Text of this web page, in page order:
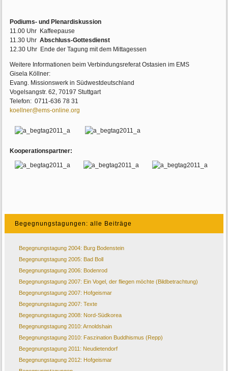
Podiums- und Plenardiskussion
11.00 Uhr Kaffeepause
11.30 UhrAbschluss-Gottesdienst
12.30 Uhr Ende der Tagung mit dem Mittagessen
Weitere Informationen beim Verbindungsreferat Ostasien im EMS
Gisela Köllner:
Evang. Missionswerk in Südwestdeutschland
Vogelsangstr. 62, 70197 Stuttgart
Telefon: 0711-636 78 31
koellner@ems-online.org
Kooperationspartner:
Begegnungstagungen: alle Beiträge
Begegnungstagung 2004: Burg Bodenstein
Begegnungstagung 2005: Bad Boll
Begegnungstagung 2006: Bodenrod
Begegnungstagung 2007: Ein Vogel, der fliegen möchte (Bildbetrachtung)
Begegnungstagung 2007: Hofgeismar
Begegnungstagung 2007: Texte
Begegnungstagung 2008: Nord-Südkorea
Begegnungstagung 2010: Arnoldshain
Begegnungstagung 2010: Faszination Buddhismus (Repp)
Begegnungstagung 2011: Neudietendorf
Begegnungstagung 2012: Hofgeismar